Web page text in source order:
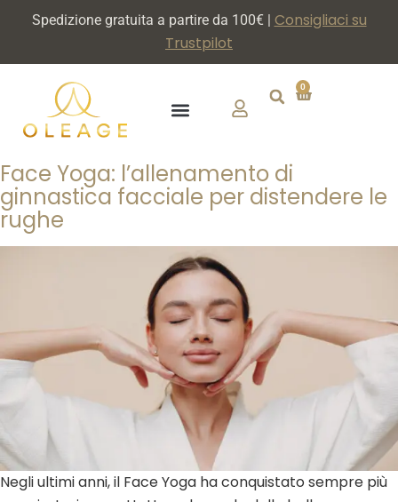
Spedizione gratuita a partire da 100€ | Consigliaci su
Trustpilot
0
Face Yoga: l’allenamento di
ginnastica facciale per distendere le
rughe
Negli ultimi anni, il Face Yoga ha conquistato sempre più